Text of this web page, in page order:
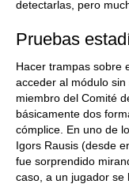
detectarlas, pero
Pruebas
Hacer trampas sobre
acceder al módulo sin
miembro del Comité
básicamente dos
cómplice. En uno de
Igors Rausis (desde
fue sorprendido
caso, a un jugador se